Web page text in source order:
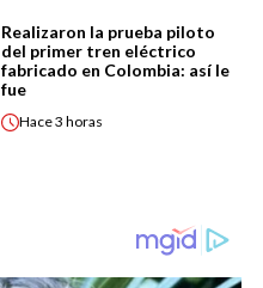
Realizaron la prueba piloto
del primer tren eléctrico
fabricado en Colombia: así le
fue
Hace3 horas